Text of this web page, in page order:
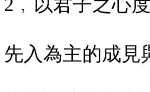
先入為主的成見